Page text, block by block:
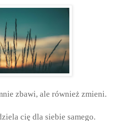
zbawi, ale również zmieni.
cię dla siebie samego.